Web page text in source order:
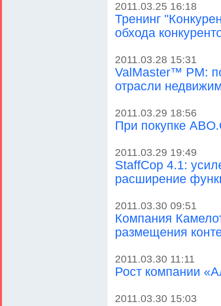
2011.03.25 16:18
Тренинг
обхода
2011.03.28 15:31
ValMaster™ PM:
отрасли
2011.03.29 18:56
При покупке
2011.03.29 19:49
StaffCop 4.1:
расширение
2011.03.30 09:51
Компания
размещения
2011.03.30 11:11
Рост компании
2011.03.30 15:03